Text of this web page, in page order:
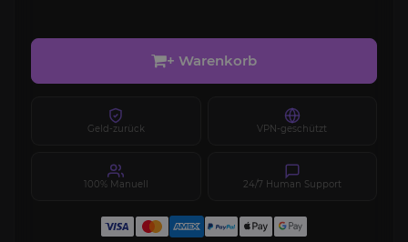
+ Warenkorb
Geld-zurück VPN-geschützt
100% Manuell 24/7 Human Support